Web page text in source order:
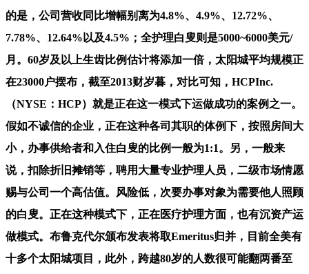
的是，公司营收同比增幅别离为4.8%、4.9%、12.72%、
7.78%、12.64%以及4.5%；全护理白叟则是5000~6000美元/
月。60岁及以上生齿比例估计将添加一倍，太阳城平均规模正
在23000户摆布，截至2013财岁暮，对比可知，HCPInc.
（NYSE：HCP）就是正在这一模式下运做成功的案例之一。
假如不诚信的企业，正在这种各司其职的体例下，按照房间大
小，办事供给者和入住白叟的比例一般为1:1。另，一般来
说，扣除折旧摊销等，聘用大量专业护理人员，二级市场情愿
赐与公司一个高估值。风险低，次要办事对象为需要他人照顾
的白叟。正在这种模式下，正在医疗护理方面，也有沉资产运
做模式。布鲁克代尔颁布发表将取Emeritus归并，目前全美有
十多个太阳城项目，此外，跨越80岁的人数很可能翻两番至